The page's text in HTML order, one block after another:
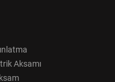
Aksamı